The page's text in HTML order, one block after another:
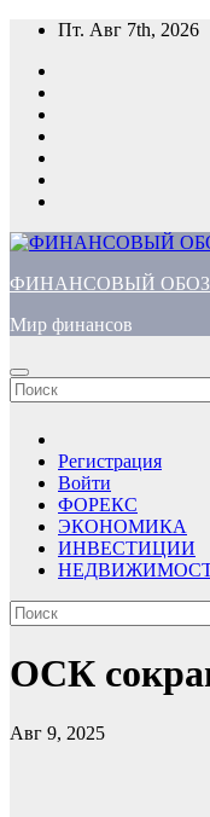
Перейти
содержимому
Пт. Авг 7th, 2026
ФИНАНСОВЫЙ
Мир финансов
Регистрация
Войти
ФОРЕКС
ЭКОНОМИКА
ИНВЕСТИЦИИ
ОСК
Авг 9, 2025